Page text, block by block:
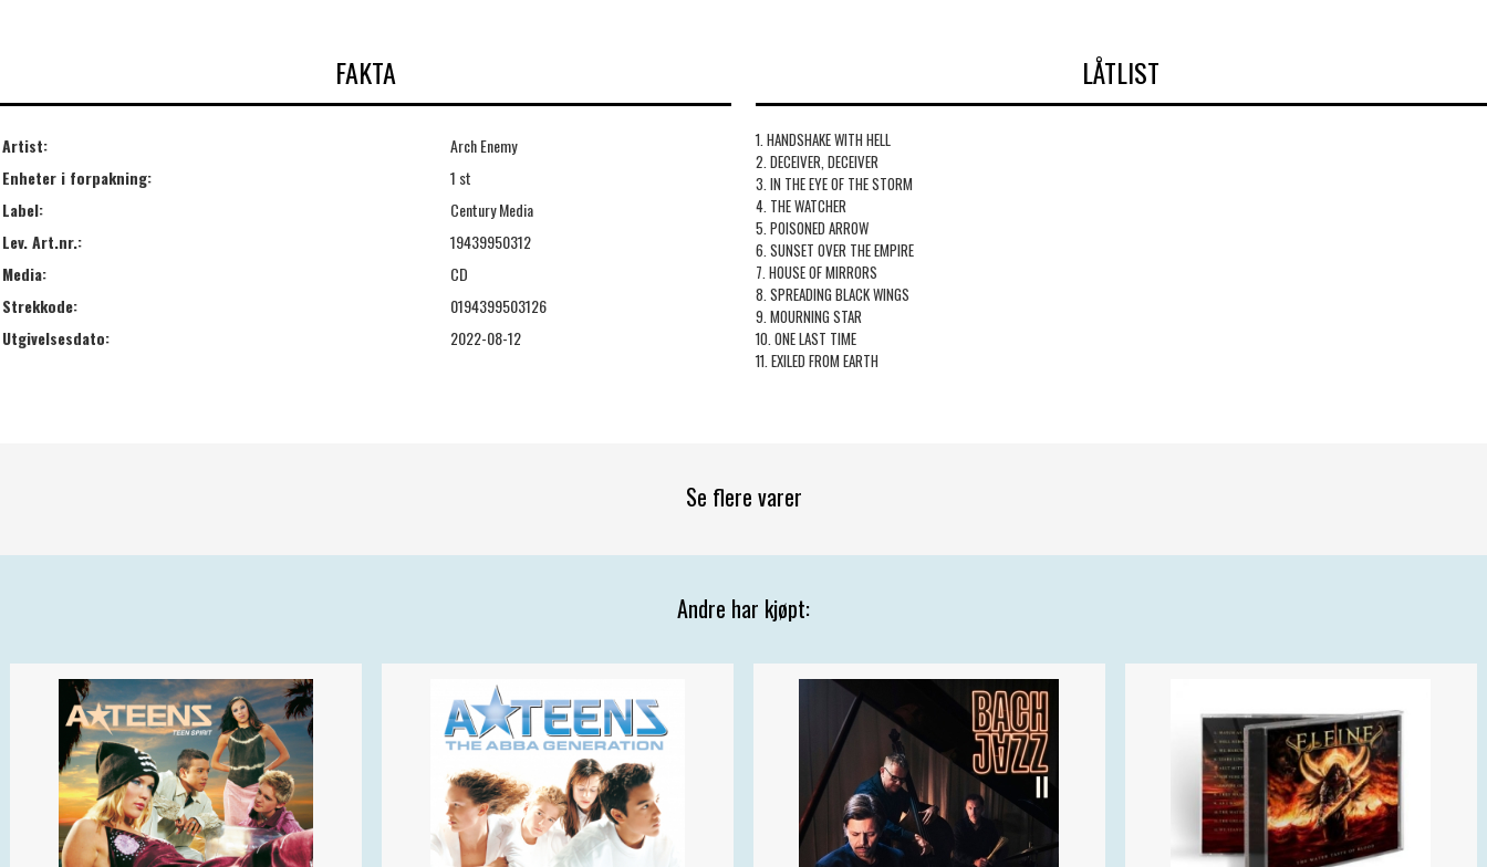
FAKTA
Artist:
Arch Enemy
Enheter i forpakning:
1 st
Label:
Century Media
Lev. Art.nr.:
19439950312
Media:
CD
Strekkode:
0194399503126
Utgivelsesdato:
2022-08-12
LÅTLIST
1. HANDSHAKE WITH HELL
2. DECEIVER, DECEIVER
3. IN THE EYE OF THE STORM
4. THE WATCHER
5. POISONED ARROW
6. SUNSET OVER THE EMPIRE
7. HOUSE OF MIRRORS
8. SPREADING BLACK WINGS
9. MOURNING STAR
10. ONE LAST TIME
11. EXILED FROM EARTH
Se flere varer
Andre har kjøpt: